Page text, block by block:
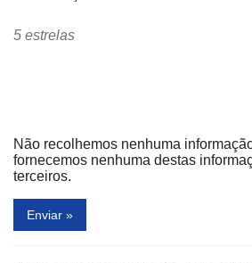
5 estrelas
Não recolhemos nenhuma
fornecemos nenhuma destas
terceiros.
Enviar »